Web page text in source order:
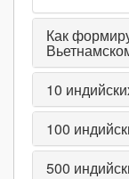
Как
10
100
500